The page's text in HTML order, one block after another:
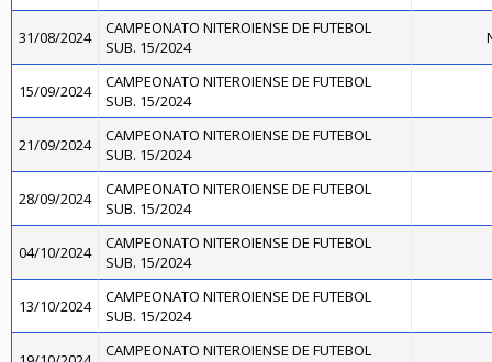
31/08/2024
CAMPEONATO NITEROIENSE DE FUTEBOL
SUB. 15/2024
15/09/2024
CAMPEONATO NITEROIENSE DE FUTEBOL
SUB. 15/2024
21/09/2024
CAMPEONATO NITEROIENSE DE FUTEBOL
SUB. 15/2024
28/09/2024
CAMPEONATO NITEROIENSE DE FUTEBOL
SUB. 15/2024
04/10/2024
CAMPEONATO NITEROIENSE DE FUTEBOL
SUB. 15/2024
13/10/2024
CAMPEONATO NITEROIENSE DE FUTEBOL
SUB. 15/2024
CAMPEONATO NITEROIENSE DE FUTEBOL